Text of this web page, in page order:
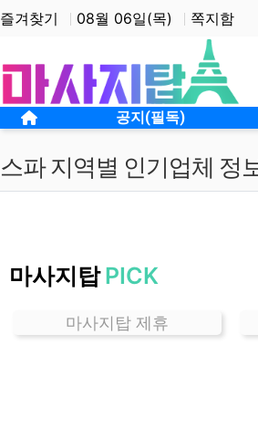
상단 네비
즐겨찾기 08월 06일(목) 쪽지함
메인 메뉴 공지(필독)
홈으로
스파 지역별 인기업체 정
효마사지탑 PICK
마사지탑 제휴